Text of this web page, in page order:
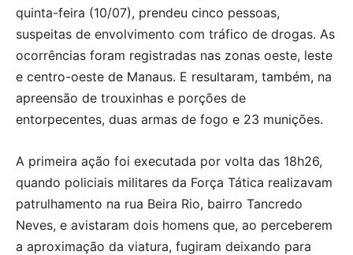
quinta-feira (10/07), prendeu cinco pessoas,
suspeitas de envolvimento com tráfico de drogas. As
ocorrências foram registradas nas zonas oeste, leste
e centro-oeste de Manaus. E resultaram, também, na
apreensão de trouxinhas e porções de
entorpecentes, duas armas de fogo e 23 munições.
A primeira ação foi executada por volta das 18h26,
quando policiais militares da Força Tática realizavam
patrulhamento na rua Beira Rio, bairro Tancredo
Neves, e avistaram dois homens que, ao perceberem
a aproximação da viatura, fugiram deixando para